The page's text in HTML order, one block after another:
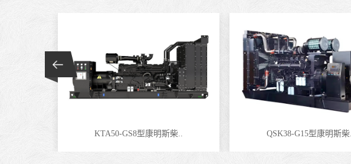
KTA50-GS8型康明斯柴.. QSK38-G15型康明斯柴..